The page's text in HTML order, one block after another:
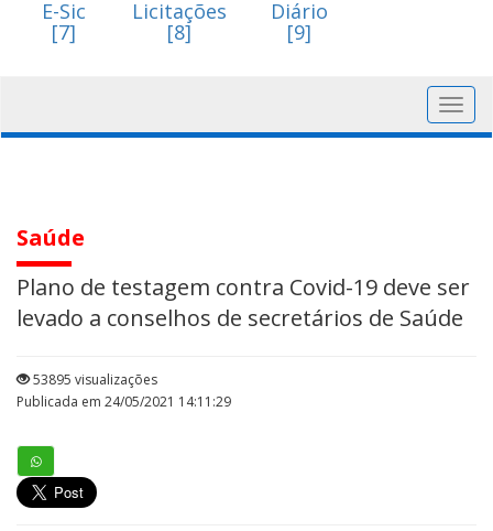
E-Sic
[7]
Licitações
[8]
Diário
[9]
Saúde
Plano de testagem contra Covid-19 deve ser
levado a conselhos de secretários de Saúde
53895 visualizações
Publicada em 24/05/2021 14:11:29